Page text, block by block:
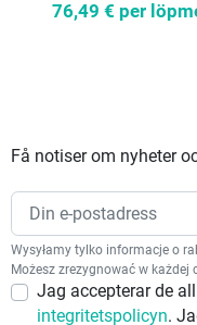
76,49 € per
Få notiser om nyheter
Wysyłamy tylko informacje o
Możesz zrezygnować w każdej
Jag accepterar de
integritetspolicyn.